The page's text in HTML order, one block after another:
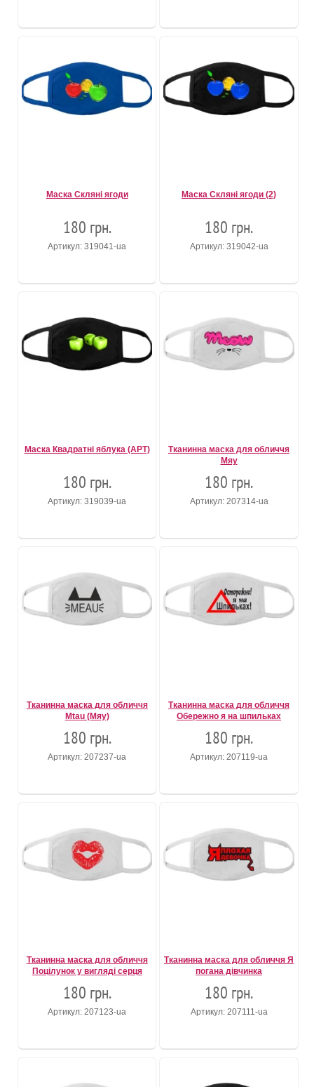
Маска Скляні ягоди
180 грн.
Артикул: 319041-ua
Маска Скляні ягоди (2)
180 грн.
Артикул: 319042-ua
Маска Квадратні яблука (АРТ)
180 грн.
Артикул: 319039-ua
Тканинна маска для обличчя
Мяу
180 грн.
Артикул: 207314-ua
Тканинна маска для обличчя
Mtau (Мяу)
180 грн.
Артикул: 207237-ua
Тканинна маска для обличчя
Обережно я на шпильках
180 грн.
Артикул: 207119-ua
Тканинна маска для обличчя
Поцілунок у вигляді серця
180 грн.
Артикул: 207123-ua
Тканинна маска для обличчя Я
погана дівчинка
180 грн.
Артикул: 207111-ua